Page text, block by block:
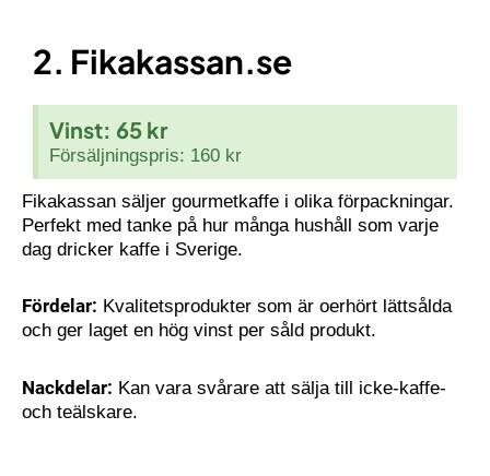
2. Fikakassan.se
Vinst: 65 kr
Försäljningspris: 160 kr
Fikakassan säljer gourmetkaffe i olika förpackningar.
Perfekt med tanke på hur många hushåll som varje
dag dricker kaffe i Sverige.
Fördelar: Kvalitetsprodukter som är oerhört lättsålda
och ger laget en hög vinst per såld produkt.
Nackdelar: Kan vara svårare att sälja till icke-kaffe-
och teälskare.